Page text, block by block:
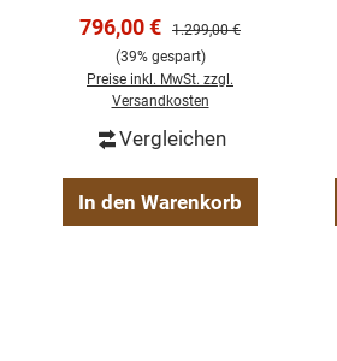
Verkaufspreis:
796,00 € Regulärer Preis:
1.299,00 €
(39% gespart)
Preise inkl. MwSt. zzgl.
Versandkosten
Vergleichen
In den Warenkorb